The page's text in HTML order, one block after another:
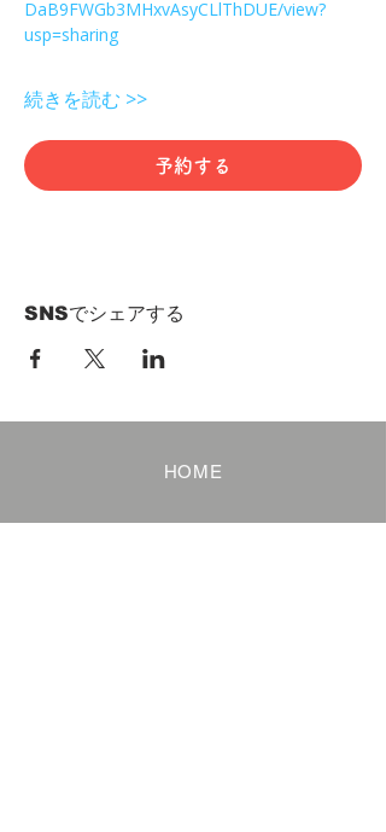
DaB9FWGb3MHxvAsyCLlThDUE/view?
usp=sharing
続きを読む >>
予約する
SNSでシェアする
HOME